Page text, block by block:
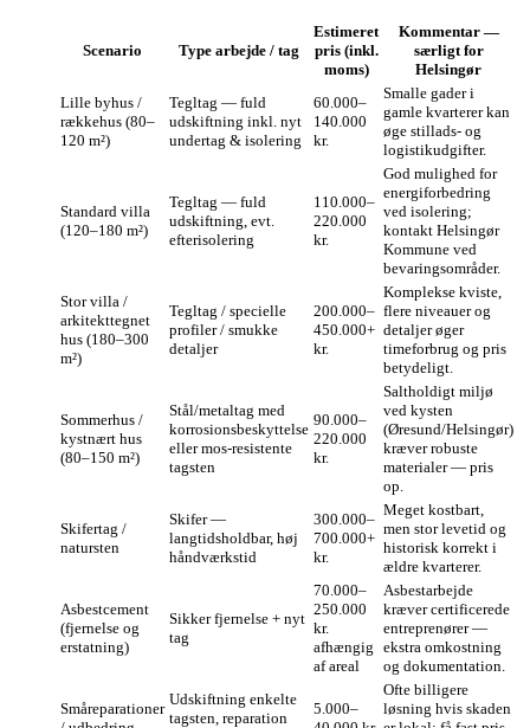
Scenario Type arbejde / tag
Estimeret
pris (inkl.
moms)
Kommentar —
særligt for
Helsingør
Lille byhus /
rækkehus (80–
120 m²)
Tegltag — fuld
udskiftning inkl. nyt
undertag & isolering
60.000–
140.000
kr.
Smalle gader i
gamle kvarterer kan
øge stillads- og
logistikudgifter.
Standard villa
(120–180 m²)
Tegltag — fuld
udskiftning, evt.
efterisolering
110.000–
220.000
kr.
God mulighed for
energiforbedring
ved isolering;
kontakt Helsingør
Kommune ved
bevaringsområder.
Stor villa /
arkitekttegnet
hus (180–300
m²)
Tegltag / specielle
profiler / smukke
detaljer
200.000–
450.000+
kr.
Komplekse kviste,
flere niveauer og
detaljer øger
timeforbrug og pris
betydeligt.
Sommerhus /
kystnært hus
(80–150 m²)
Stål/metaltag med
korrosionsbeskyttelse
eller mos‑resistente
tagsten
90.000–
220.000
kr.
Saltholdigt miljø
ved kysten
(Øresund/Helsingør)
kræver robuste
materialer — pris
op.
Skifertag /
natursten
Skifer —
langtidsholdbar, høj
håndværkstid
300.000–
700.000+
kr.
Meget kostbart,
men stor levetid og
historisk korrekt i
ældre kvarterer.
Asbestcement
(fjernelse og
erstatning)
Sikker fjernelse + nyt
tag
70.000–
250.000
kr.
afhængig
af areal
Asbestarbejde
kræver certificerede
entreprenører —
ekstra omkostning
og dokumentation.
Småreparationer
Udskiftning enkelte
tagsten, reparation
5.000–
Ofte billigere
løsning hvis skaden